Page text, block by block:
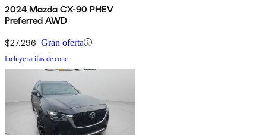
2024 Mazda CX-90 PHEV
Preferred AWD
$27,296 Gran oferta
Incluye tarifas de conc.